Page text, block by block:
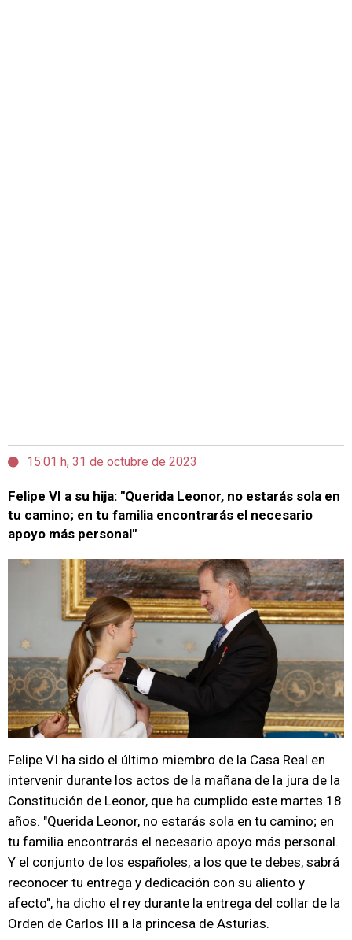
15:01 h, 31 de octubre de 2023
Felipe VI a su hija: "Querida Leonor, no estarás sola en
tu camino; en tu familia encontrarás el necesario
apoyo más personal"
Felipe VI ha sido el último miembro de la Casa Real en
intervenir durante los actos de la mañana de la jura de la
Constitución de Leonor, que ha cumplido este martes 18
años. "Querida Leonor, no estarás sola en tu camino; en
tu familia encontrarás el necesario apoyo más personal.
Y el conjunto de los españoles, a los que te debes, sabrá
reconocer tu entrega y dedicación con su aliento y
afecto", ha dicho el rey durante la entrega del collar de la
Orden de Carlos III a la princesa de Asturias.